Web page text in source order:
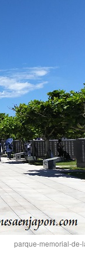
parque-memorial-